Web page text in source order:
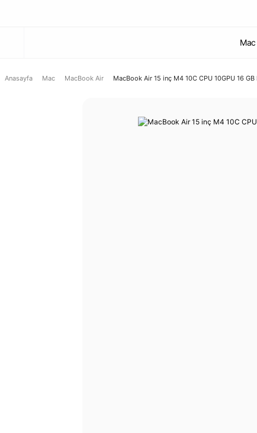
Mac
Anasayfa Mac MacBook Air MacBook Air 15 inç M4 10C CPU 10GPU 16 GB